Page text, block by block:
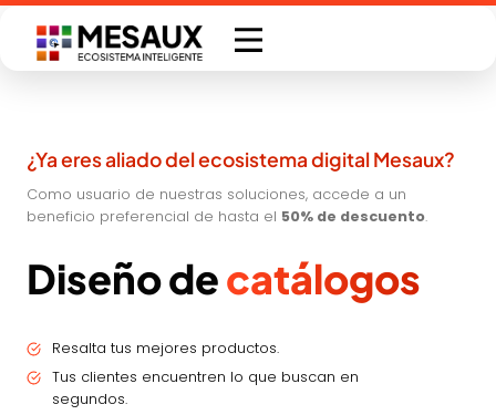
Saltar
contenido
¿Ya eres aliado del ecosistema digital Mesaux?
Como usuario de nuestras soluciones, accede a un
beneficio preferencial de hasta el 50% de descuento.
Diseño decatálogos
Resalta tus mejores productos.
Tus clientes encuentren lo que buscan en
segundos.